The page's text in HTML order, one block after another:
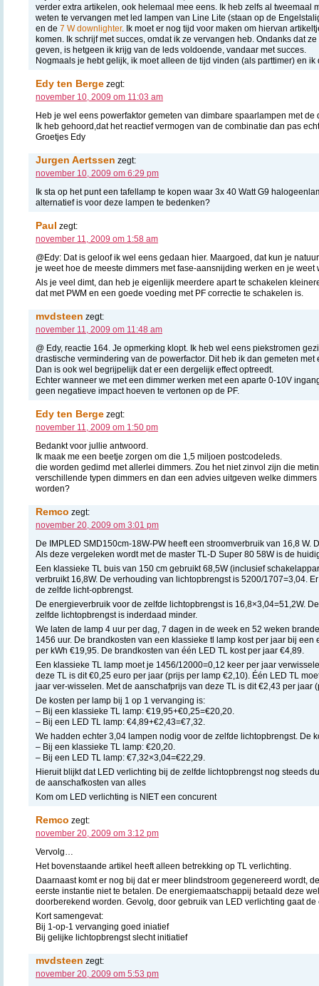
verder extra artikelen, ook helemaal mee eens. Ik heb zelfs al tweemaal
weten te vervangen met led lampen van Line Lite (staan op de
en de 7 W downlighter. Ik moet er nog tijd voor maken om hiervan
komen. Ik schrijf met succes, omdat ik ze vervangen heb. Ondanks dat
geven, is hetgeen ik krijg van de leds voldoende, vandaar met succes.
Nogmaals je hebt gelijk, ik moet alleen de tijd vinden (als parttimer) en ik
Edy ten Berge zegt:
november 10, 2009 om 11:03 am
Heb je wel eens powerfaktor gemeten van dimbare spaarlampen met de
Ik heb gehoord,dat het reactief vermogen van de combinatie dan pas
Groetjes Edy
Jurgen Aertssen zegt:
november 10, 2009 om 6:29 pm
Ik sta op het punt een tafellamp te kopen waar 3x 40 Watt G9
alternatief is voor deze lampen te bedenken?
Paul zegt:
november 11, 2009 om 1:58 am
@Edy: Dat is geloof ik wel eens gedaan hier. Maargoed, dat kun je
je weet hoe de meeste dimmers met fase-aansnijding werken en je weet
Als je veel dimt, dan heb je eigenlijk meerdere apart te schakelen
dat met PWM en een goede voeding met PF correctie te schakelen is.
mvdsteen zegt:
november 11, 2009 om 11:48 am
@ Edy, reactie 164. Je opmerking klopt. Ik heb wel eens piekstromen
drastische vermindering van de powerfactor. Dit heb ik dan gemeten
Dan is ook wel begrijpelijk dat er een dergelijk effect optreedt.
Echter wanneer we met een dimmer werken met een aparte 0-10V
geen negatieve impact hoeven te vertonen op de PF.
Edy ten Berge zegt:
november 11, 2009 om 1:50 pm
Bedankt voor jullie antwoord.
Ik maak me een beetje zorgen om die 1,5 miljoen postcodeleds.
die worden gedimd met allerlei dimmers. Zou het niet zinvol zijn die
verschillende typen dimmers en dan een advies uitgeven welke
worden?
Remco zegt:
november 20, 2009 om 3:01 pm
De IMPLED SMD150cm-18W-PW heeft een stroomverbruik van 16,8 W.
Als deze vergeleken wordt met de master TL-D Super 80 58W is de
Een klassieke TL buis van 150 cm gebruikt 68,5W (inclusief
verbruikt 16,8W. De verhouding van lichtopbrengst is 5200/1707=3,04.
de zelfde licht-opbrengst.
De energieverbruik voor de zelfde lichtopbrengst is 16,8×3,04=51,2W.
zelfde lichtopbrengst is inderdaad minder.
We laten de lamp 4 uur per dag, 7 dagen in de week en 52 weken
1456 uur. De brandkosten van een klassieke tl lamp kost per jaar bij
per kWh €19,95. De brandkosten van één LED TL kost per jaar €4,89.
Een klassieke TL lamp moet je 1456/12000=0,12 keer per jaar
deze TL is dit €0,25 euro per jaar (prijs per lamp €2,10). Één LED TL
jaar ver-wisselen. Met de aanschafprijs van deze TL is dit €2,43 per jaar
De kosten per lamp bij 1 op 1 vervanging is:
– Bij een klassieke TL lamp: €19,95+€0,25=€20,20.
– Bij een LED TL lamp: €4,89+€2,43=€7,32.
We hadden echter 3,04 lampen nodig voor de zelfde lichtopbrengst. De
– Bij een klassieke TL lamp: €20,20.
– Bij een LED TL lamp: €7,32×3,04=€22,29.
Hieruit blijkt dat LED verlichting bij de zelfde lichtopbrengst nog steeds
de aanschafkosten van alles
Kom om LED verlichting is NIET een concurent
Remco zegt:
november 20, 2009 om 3:12 pm
Vervolg…
Het bovenstaande artikel heeft alleen betrekking op TL verlichting.
Daarnaast komt er nog bij dat er meer blindstroom gegenereerd wordt,
eerste instantie niet te betalen. De energiemaatschappij betaald deze
doorberekend worden. Gevolg, door gebruik van LED verlichting gaat
Kort samengevat:
Bij 1-op-1 vervanging goed iniatief
Bij gelijke lichtopbrengst slecht initiatief
mvdsteen zegt:
november 20, 2009 om 5:53 pm